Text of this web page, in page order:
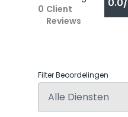
0 Client
Reviews
Filter Beoordelingen